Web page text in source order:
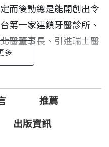
而後動總是能開創出令
第一家連鎖牙醫診所、
醫董事長、引進瑞士醫
自在思維，不論是在醫
一路走來，在每一次的
人新境界，更為台灣產
推薦
出版資訊